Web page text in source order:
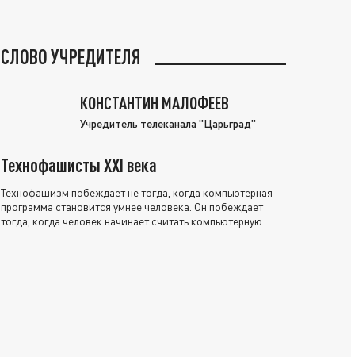
СЛОВО УЧРЕДИТЕЛЯ
КОНСТАНТИН МАЛОФЕЕВ
Учредитель телеканала "Царьград"
Технофашисты XXI века
Технофашизм побеждает не тогда, когда компьютерная
программа становится умнее человека. Он побеждает
тогда, когда человек начинает считать компьютерную